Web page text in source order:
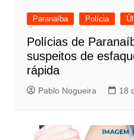
Paranaíba Polícia
Polícias de
suspeitos de
rápida
Pablo Nogueira 18